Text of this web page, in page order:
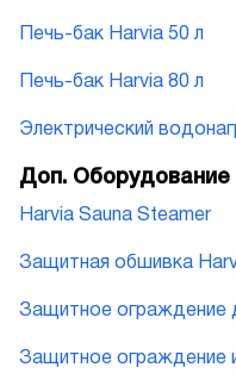
Печь-бак Harvia 50 л
Печь-бак Harvia 80 л
Электрический
Доп. Оборудование
Harvia Sauna Steamer
Защитная обшивка
Защитное ограждение
Защитное ограждение